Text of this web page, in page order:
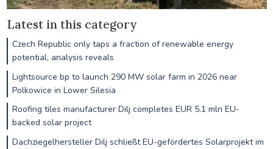
Latest in this category
Czech Republic only taps a fraction of renewable energy
potential, analysis reveals
Lightsource bp to launch 290 MW solar farm in 2026 near
Polkowice in Lower Silesia
Roofing tiles manufacturer Dilj completes EUR 5.1 mln EU-
backed solar project
Dachziegelhersteller Dilj schließt EU-gefördertes Solarprojekt im